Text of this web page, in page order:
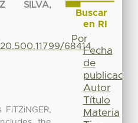
SILVA,
68414
Buscar
en RI
Por
Fecha
de
publicación
Autor
Título
Materia